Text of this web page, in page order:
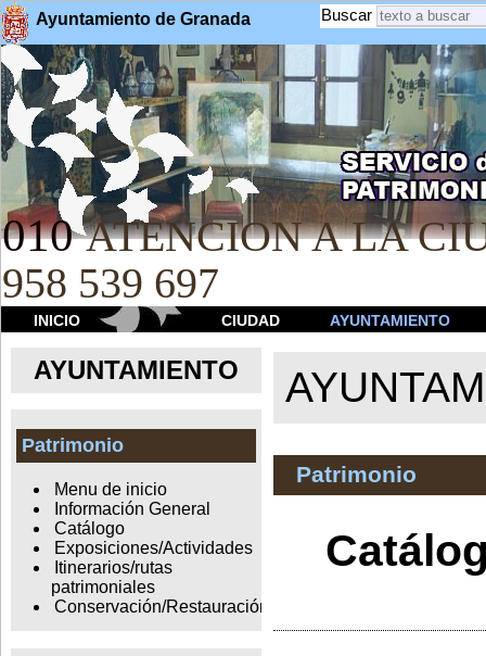
Ayuntamiento de Granada Buscar
010 ATENCION A LA
958 539 697
INICIO CIUDAD AYUNTAMIENTO
AYUNTAMIENTO
Patrimonio
Menu de inicio
Información General
Catálogo
Exposiciones/Actividades
Itinerarios/rutas
patrimoniales
Conservación/Restauración
Patrimonio